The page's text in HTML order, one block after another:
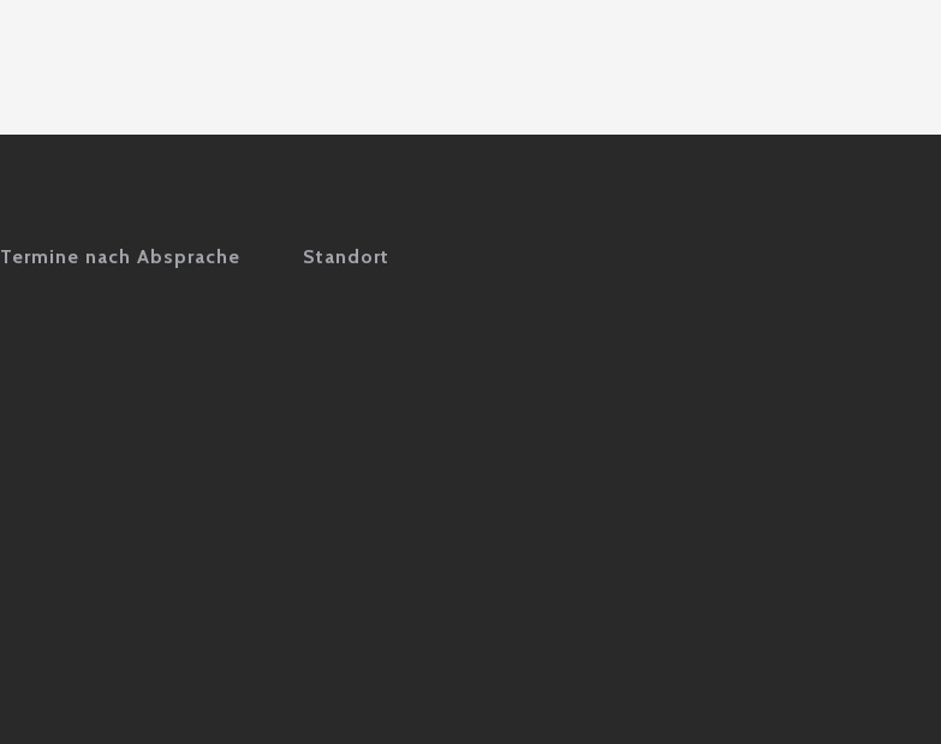
Termine nach Absprache Standort